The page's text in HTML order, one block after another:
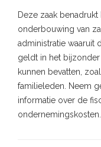
Deze zaak
onderbouwing van
administratie waaruit
geldt in het
kunnen bevatten,
familieleden. Neem
informatie over de
ondernemingskosten.